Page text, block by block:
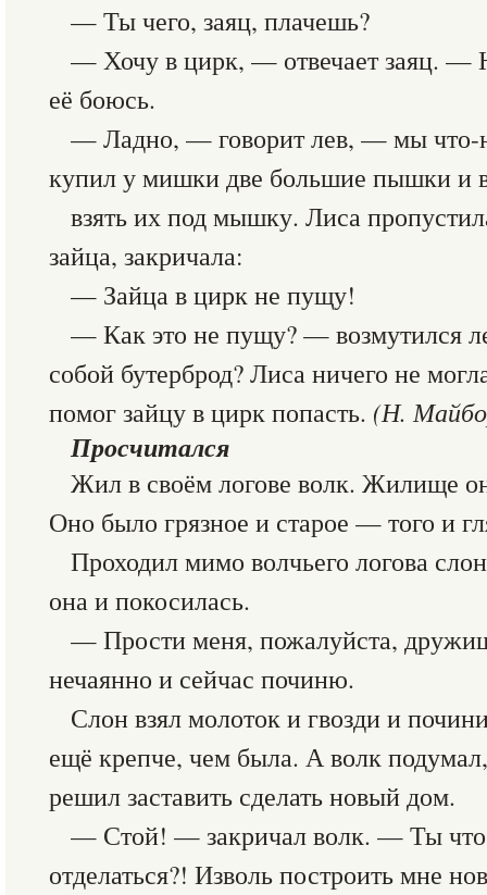
— Ты чего, заяц, плачешь?
— Хочу в цирк, — отвечает заяц. —
её боюсь.
— Ладно, — говорит лев, — мы что-
купил у мишки две большие пышки и
взять их под мышку. Лиса
зайца, закричала:
— Зайца в цирк не пущу!
— Как это не пущу? — возмутился
собой бутерброд? Лиса ничего не
помог зайцу в цирк попасть. (Н.
Просчитался
Жил в своём логове волк. Жилище
Оно было грязное и старое — того и
Проходил мимо волчьего логова
она и покосилась.
— Прости меня, пожалуйста,
нечаянно и сейчас починю.
Слон взял молоток и гвозди и
ещё крепче, чем была. А волк
решил заставить сделать новый дом.
— Стой! — закричал волк. — Ты что
отделаться?! Изволь построить мне